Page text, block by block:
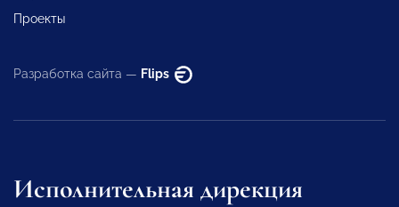
Проекты
Разработка сайта — Flips
Исполнительная дирекция